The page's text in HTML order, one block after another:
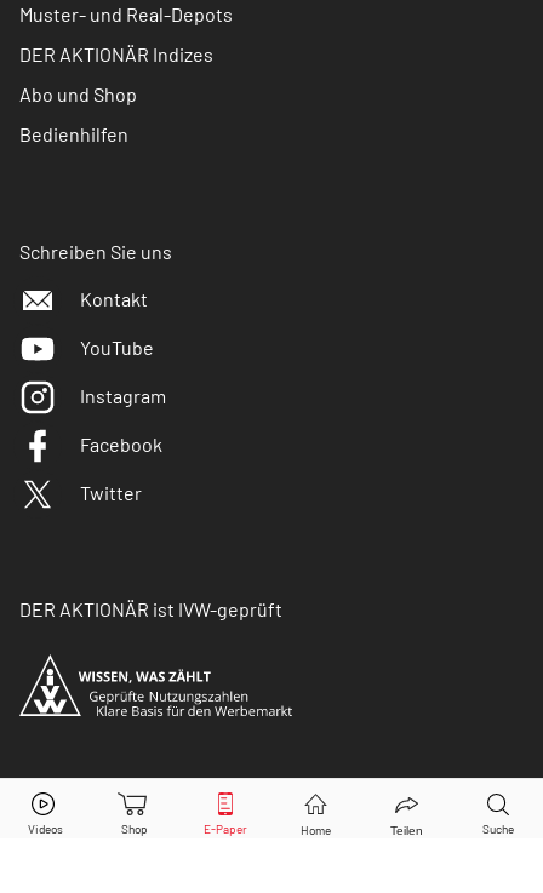
Muster- und Real-Depots
DER AKTIONÄR Indizes
Abo und Shop
Bedienhilfen
Schreiben Sie uns
Kontakt
YouTube
Instagram
Facebook
Twitter
DER AKTIONÄR ist IVW-geprüft
© Copyright 2026 Börsenmedien AG. Alle Rechte